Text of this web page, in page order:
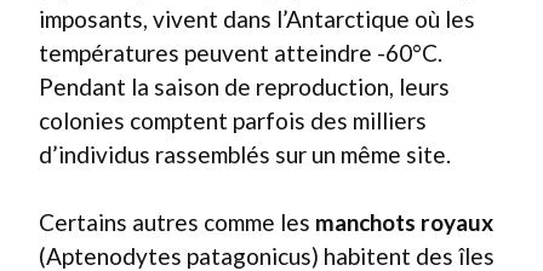
imposants, vivent dans l’Antarctique où les
températures peuvent atteindre -60°C.
Pendant la saison de reproduction, leurs
colonies comptent parfois des milliers
d’individus rassemblés sur un même site.
Certains autres comme les manchots royaux
(Aptenodytes patagonicus) habitent des îles